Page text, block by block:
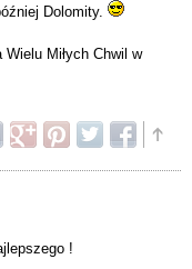
Dolomity.
Miłych Chwil w
!